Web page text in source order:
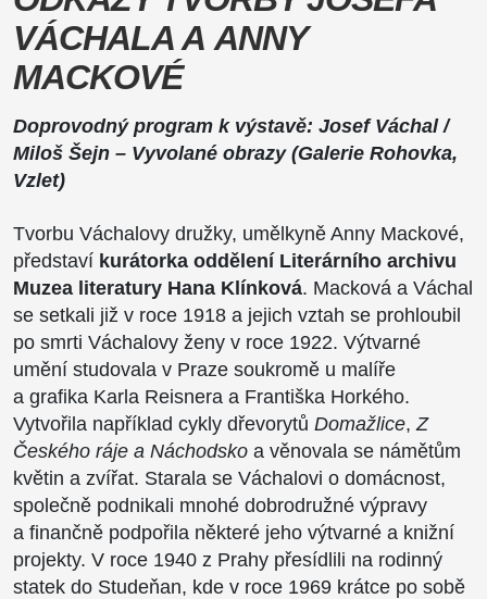
VÁCHALA A ANNY
MACKOVÉ
Doprovodný program k výstavě: Josef Váchal /
Miloš Šejn – Vyvolané obrazy (Galerie Rohovka,
Vzlet)
Tvorbu Váchalovy družky, umělkyně Anny Mackové,
představí kurátorka oddělení Literárního archivu
Muzea literatury Hana Klínková. Macková a Váchal
se setkali již v roce 1918 a jejich vztah se prohloubil
po smrti Váchalovy ženy v roce 1922. Výtvarné
umění studovala v Praze soukromě u malíře
a grafika Karla Reisnera a Františka Horkého.
Vytvořila například cykly dřevorytů Domažlice, Z
Českého ráje a Náchodsko a věnovala se námětům
květin a zvířat. Starala se Váchalovi o domácnost,
společně podnikali mnohé dobrodružné výpravy
a finančně podpořila některé jeho výtvarné a knižní
projekty. V roce 1940 z Prahy přesídlili na rodinný
statek do Studeňan, kde v roce 1969 krátce po sobě